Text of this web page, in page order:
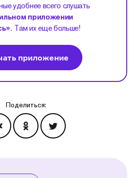
удобнее всего слушать
приложении
. Там их еще больше!
приложение
Поделиться: